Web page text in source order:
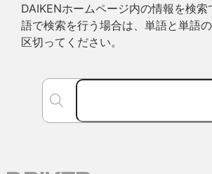
DAIKENホームページ内の情報を検
語で検索を行う場合は、単語と単語
区切ってください。